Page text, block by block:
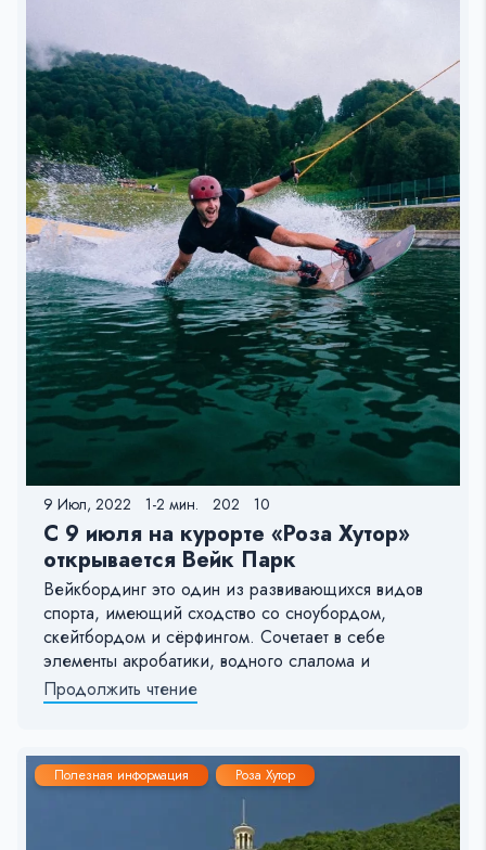
9 Июл, 2022 1-2 мин. 202 10
С 9 июля на курорте «Роза Хутор»
открывается Вейк Парк
Вейкбординг это один из развивающихся видов
спорта, имеющий сходство со сноубордом,
скейтбордом и сёрфингом. Сочетает в себе
элементы акробатики, водного слалома и
Продолжить чтение
Полезная информация Роза Хутор